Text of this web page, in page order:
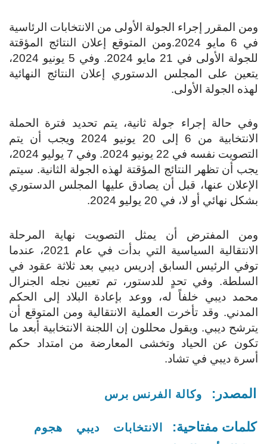
ومن المقرر إجراء الجولة الأولى من الانتخابات الرئاسية
في 6 مايو 2024.ومن المتوقع إعلان النتائج المؤقتة
للجولة الأولى في 21 مايو 2024. وفي 5 يونيو 2024،
يتعين على المجلس الدستوري إعلان النتائج النهائية
لهذه الجولة الأولى.
وفي حالة إجراء جولة ثانية، يتم تحديد فترة الحملة
الانتخابية من 6 إلى 20 يونيو 2024 ويجب أن يتم
التصويت نفسه في 22 يونيو 2024. وفي 7 يوليو 2024،
يجب أن تظهر النتائج المؤقتة لهذه الجولة الثانية. سيتم
الإعلان عنها، قبل أن يصادق عليها المجلس الدستوري
بشكل نهائي أو لا، في 20 يوليو 2024.
ومن المفترض أن يمثل التصويت نهاية المرحلة
الانتقالية السياسية التي بدأت في عام 2021، عندما
توفي الرئيس السابق إدريس ديبي بعد ثلاثة عقود في
السلطة. وفي تحدٍ للدستور، تم تعيين نجله الجنرال
محمد ديبي خلفاً له، ووعد بإعادة البلاد إلى الحكم
المدني. وقد تأخرت العملية الانتقالية ومن المتوقع أن
يترشح ديبي. ويقول محللون إن اللجنة الانتخابية أبعد ما
تكون عن الحياد وتخشى المعارضة من امتداد حكم
أسرة ديبي في تشاد.
المصدر: وكالة الفرنس برس
كلمات مفتاحية: الانتخابات ديبي
هجوم